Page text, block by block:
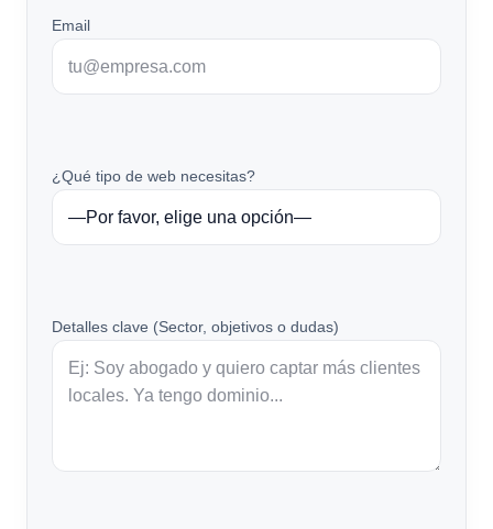
Email
¿Qué tipo de web necesitas?
Detalles clave (Sector, objetivos o dudas)